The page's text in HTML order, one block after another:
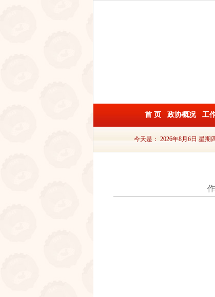
首 页 政协概况 工
今天是： 2026年8月6日 星期